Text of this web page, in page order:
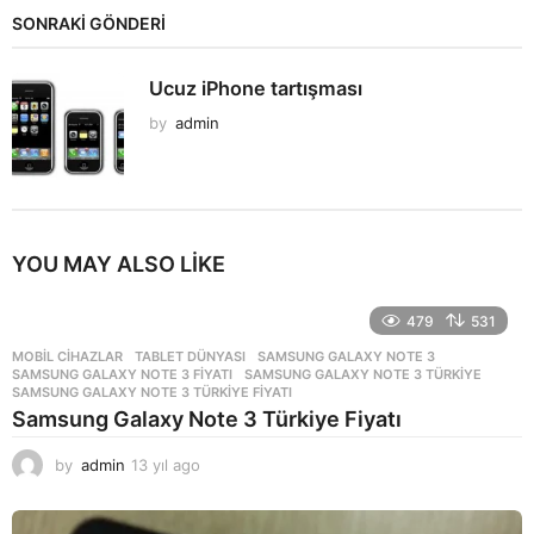
SONRAKİ GÖNDERİ
Ucuz iPhone tartışması
by admin
YOU MAY ALSO LIKE
479 531
MOBIL CIHAZLAR ,TABLET DÜNYASI SAMSUNG GALAXY NOTE 3
SAMSUNG GALAXY NOTE 3 FIYATI
,SAMSUNG GALAXY NOTE 3 TÜRKIYE
SAMSUNG GALAXY NOTE 3 TÜRKIYE FIYATI
Samsung Galaxy Note 3 Türkiye Fiyatı
by admin 13 yıl ago
y